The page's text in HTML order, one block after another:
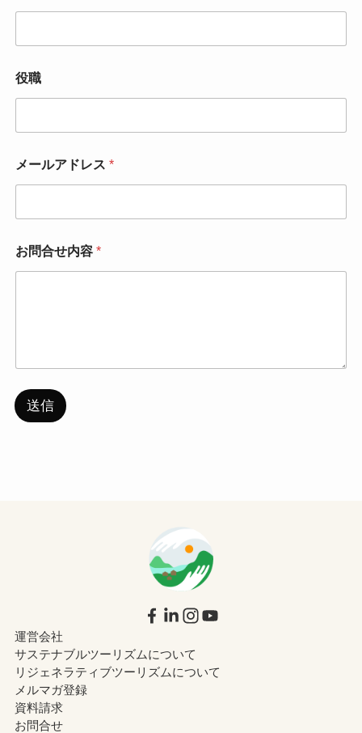
役職
メールアドレス *
お問合せ内容 *
送信
運営会社
サステナブルツーリズムについて
リジェネラティブツーリズムについて
メルマガ登録
資料請求
お問合せ